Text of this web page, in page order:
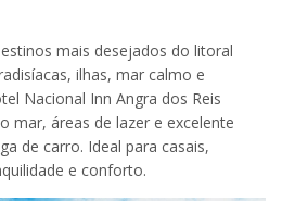
mais desejados do litoral
ilhas, mar calmo e
Nacional Inn Angra dos Reis
mar, áreas de lazer e excelente
de carro. Ideal para casais,
e conforto.